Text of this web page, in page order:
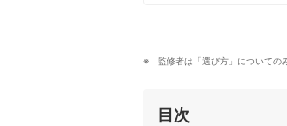
監修者は「選び方」についての
目次